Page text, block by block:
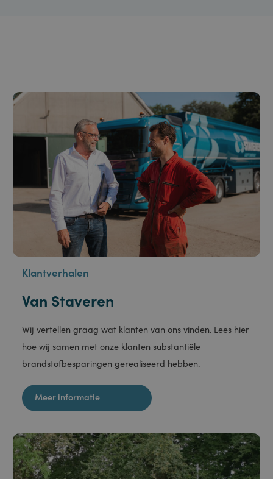
Klantverhalen
Van Staveren
Wij vertellen graag wat klanten van ons vinden. Lees hier
hoe wij samen met onze klanten substantiële
Meer informatie